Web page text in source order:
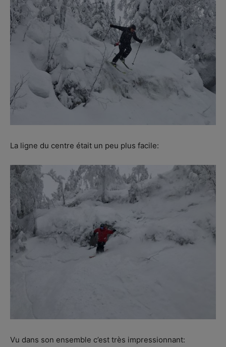
La ligne du centre était un peu plus facile:
Vu dans son ensemble c’est très impressionnant: